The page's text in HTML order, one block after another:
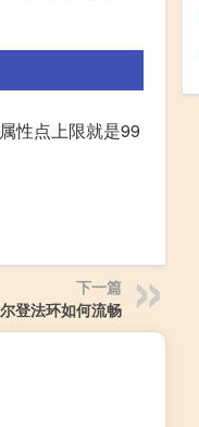
性点上限就是99
下一篇
登法环如何流畅